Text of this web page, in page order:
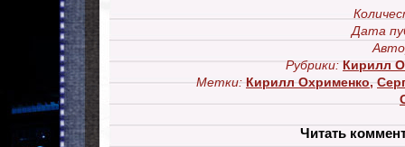
Дата
Рубрики: Кирилл
Метки: Кирилл Охрименко,
Читать